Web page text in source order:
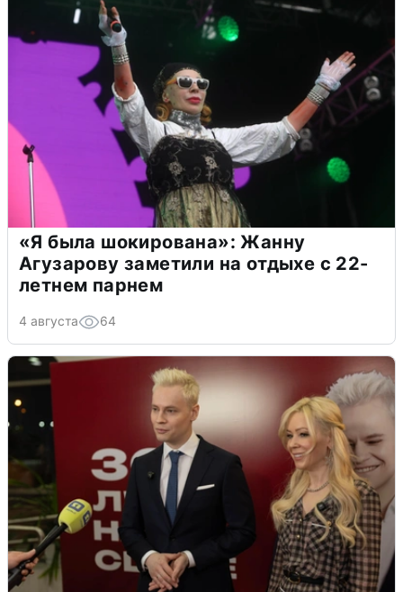
«Я была шокирована»: Жанну
Агузарову заметили на отдыхе с 22-
летнем парнем
4 августа 64